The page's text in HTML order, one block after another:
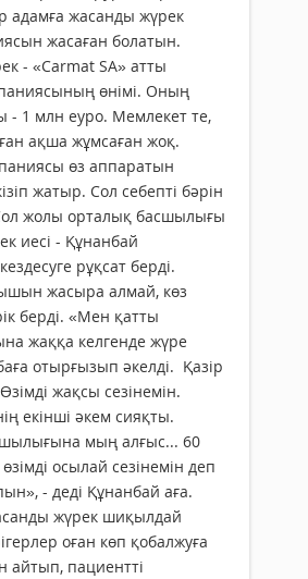
адамға жасанды жүрек
жасаған болатын.
- «Carmat SA» атты
өнімі. Оның
- 1 млн еуро. Мемлекет те,
ақша жұмсаған жоқ.
өз аппаратын
жатыр. Сол себепті бәрін
жолы орталық басшылығы
иесі - Құнанбай
рұқсат берді.
жасыра алмай, көз
берді. «Мен қатты
жаққа келгенде жүре
отырғызып әкелді. Қазір
жақсы сезінемін.
екінші әкем сияқты.
мың алғыс... 60
осылай сезінемін деп
- деді Құнанбай аға.
жүрек шиқылдай
оған көп қобалжуға
айтып, пациентті